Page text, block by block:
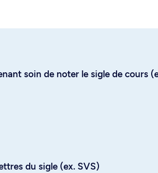
soin de noter le sigle de cours
du sigle (ex. SVS)